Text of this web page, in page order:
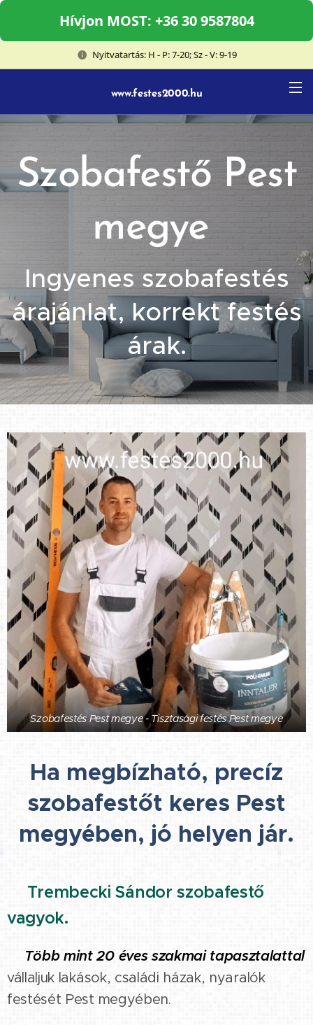
Hívjon MOST: +36 30 9587804
Nyitvatartás: H - P: 7-20; Sz - V: 9-19
www.festes2000.hu
Szobafestő Pest
megye
Ingyenes szobafestés
árajánlat, korrekt festés
árak.
Szobafestés Pest megye - Tisztasági festés Pest megye
Ha megbízható, precíz
szobafestőt keres Pest
megyében, jó helyen jár.
🔹Trembecki Sándor szobafestő
vagyok.
Több mint 20 éves szakmai tapasztalattal
vállaljuk lakások, családi házak, nyaralók
festését Pest megyében.